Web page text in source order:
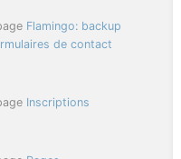
Flamingo: backup
de contact
Inscriptions